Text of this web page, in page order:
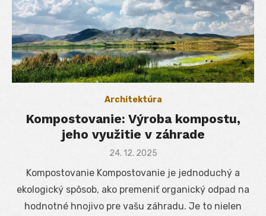
Architektúra
Kompostovanie: Výroba kompostu,
jeho využitie v záhrade
Posted
24. 12. 2025
Kompostovanie Kompostovanie je jednoduchý a
ekologický spôsob, ako premeniť organický odpad na
hodnotné hnojivo pre vašu záhradu. Je to nielen